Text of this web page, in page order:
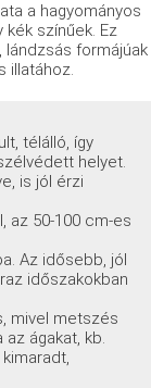
a hagyományos
kék színűek. Ez
lándzsás formájúak
illatához.
télálló, így
helyet.
is jól érzi
az 50-100 cm-es
Az idősebb, jól
időszakokban
mivel metszés
ágakat, kb.